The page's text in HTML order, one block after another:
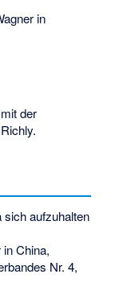
in
der
sich aufzuhalten
China,
Nr. 4,